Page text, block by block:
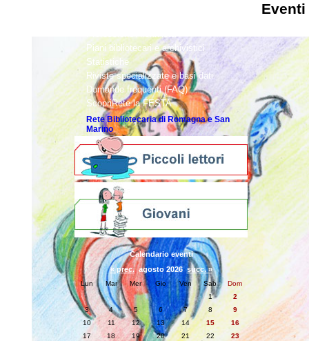
Eventi
Professione Archivista
Piani bibliotecari e archivistici
Statistiche
Riviste specializzate e basi dati
Domande frequenti (FAQ)
ScopriRete la FESTA
Rete Bibliotecaria di Romagna e San
Marino
Calendario eventi
« prec.agosto 2026 succ. »
Lun Mar Mer Gio Ven Sab
Dom
1
2
3
4 5 6 7 8
9
10
11 12 13 14 15
16
17
18 19 20 21 22
23